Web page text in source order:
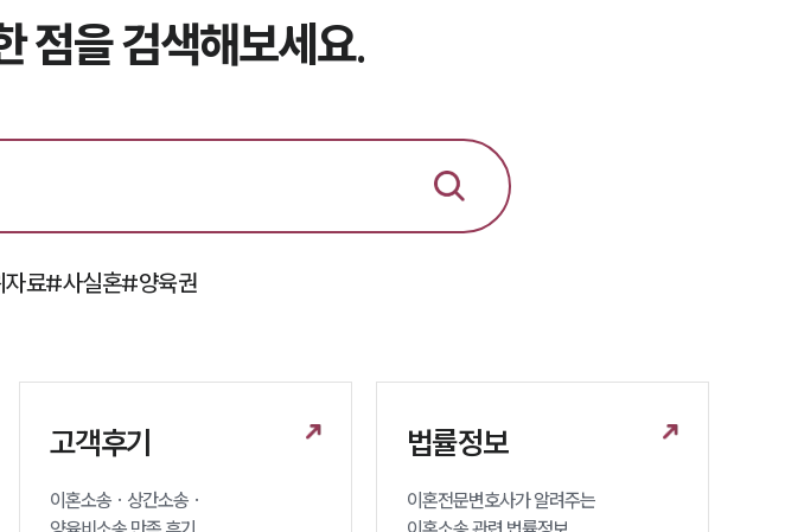
점을 검색해보세요.
료#사실혼#양육권
고객후기
이혼소송 · 상간소송 ·
법률정보
이혼전문변호사가 알려주는